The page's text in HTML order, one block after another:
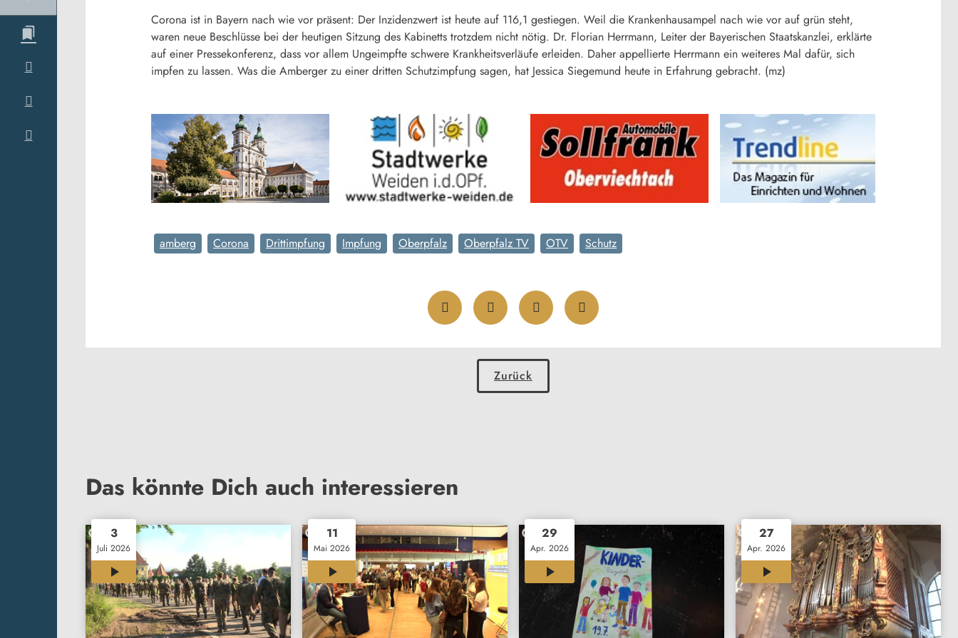
Corona ist in Bayern nach wie vor präsent: Der Inzidenzwert ist heute auf 116,1 gestiegen. Weil die Krankenhausampel nach wie vor auf grün steht,
waren neue Beschlüsse bei der heutigen Sitzung des Kabinetts trotzdem nicht nötig. Dr. Florian Herrmann, Leiter der Bayerischen Staatskanzlei, erklärte
auf einer Pressekonferenz, dass vor allem Ungeimpfte schwere Krankheitsverläufe erleiden. Daher appellierte Herrmann ein weiteres Mal dafür, sich
impfen zu lassen. Was die Amberger zu einer dritten Schutzimpfung sagen, hat Jessica Siegemund heute in Erfahrung gebracht. (mz)
amberg Corona Drittimpfung Impfung Oberpfalz Oberpfalz TV OTV Schutz
Zurück
Das könnte Dich auch interessieren
3
Juli 2026
00:35
11
Mai 2026
00:33
29
Apr. 2026
01:29
27
Apr. 2026
00:55